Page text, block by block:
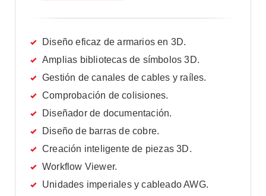
Diseño eficaz de armarios en 3D.
Amplias bibliotecas de símbolos 3D.
Gestión de canales de cables y raíles.
Comprobación de colisiones.
Diseñador de documentación.
Diseño de barras de cobre.
Creación inteligente de piezas 3D.
Workflow Viewer.
Unidades imperiales y cableado AWG.